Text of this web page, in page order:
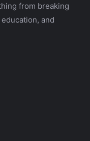
from breaking
and